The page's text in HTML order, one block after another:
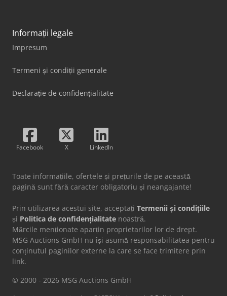
Informații legale
Impresum
Termeni și condiții generale
Declarație de confidențialitate
Facebook X LinkedIn
Toate informațiile, ofertele și prețurile de pe această
pagină sunt fără caracter obligatoriu și neangajante!
Prin utilizarea acestui site, acceptați Termenii și condițiile
și Politica de confidențialitate noastră.
Mărcile menționate aparțin proprietarilor lor de drept.
MSG Auctions GmbH nu își asumă responsabilitatea pentru
conținutul paginilor externe la care se face trimitere prin
link.
© 2000 - 2026 MSG Auctions GmbH